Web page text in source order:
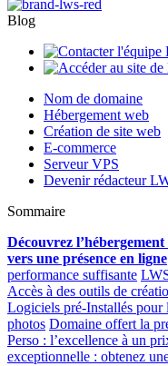
Blog
Nom de domaine
Hébergement web
Création de site web
E-commerce
Serveur VPS
Devenir rédacteur
Sommaire
Découvrez
vers une présence en ligne
performance suffisante
Accès à des outils de
Logiciels pré-Installés pour
photos Domaine offert la
Perso : l’excellence à un
exceptionnelle : obtenez